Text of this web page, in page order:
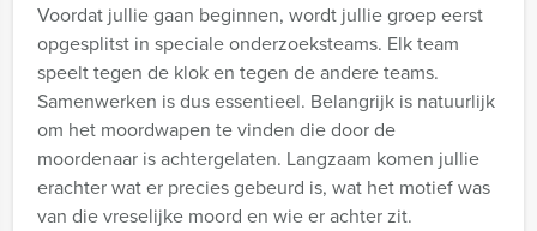
Voordat jullie gaan beginnen, wordt jullie groep eerst
opgesplitst in speciale onderzoeksteams. Elk team
speelt tegen de klok en tegen de andere teams.
Samenwerken is dus essentieel. Belangrijk is natuurlijk
om het moordwapen te vinden die door de
moordenaar is achtergelaten. Langzaam komen jullie
erachter wat er precies gebeurd is, wat het motief was
van die vreselijke moord en wie er achter zit.